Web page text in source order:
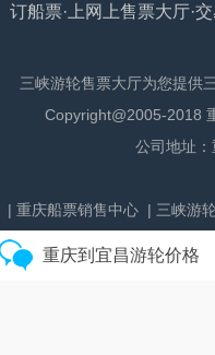
订船票·上网上售票大厅·
三峡游轮售票大厅为您提供
Copyright@2005-2018
公司地址
| 重庆船票销售中心 | 三峡游
重庆到宜昌游轮价格